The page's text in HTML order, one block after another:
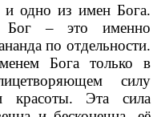
и одно из имен Бога.
Бог – это именно
по отдельности.
Бога только в
силу
красоты. Эта сила